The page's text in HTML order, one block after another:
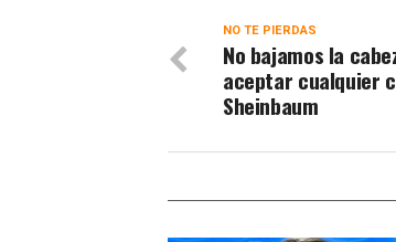
NO TE PIERDAS
No bajamos la
aceptar cualquier
Sheinbaum